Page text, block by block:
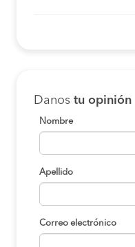
Danos tu opinión
Nombre
Apellido
Correo electrónico